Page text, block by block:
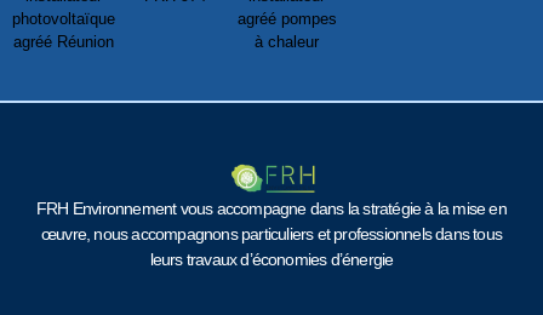
FRH Environnement vous accompagne dans la stratégie à la mise en
œuvre, nous accompagnons particuliers et professionnels dans tous
leurs travaux d’économies d’énergie